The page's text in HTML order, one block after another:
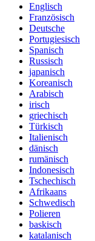
Englisch
Französisch
Deutsche
Portugiesisch
Spanisch
Russisch
japanisch
Koreanisch
Arabisch
irisch
griechisch
Türkisch
Italienisch
dänisch
rumänisch
Indonesisch
Tschechisch
Afrikaans
Schwedisch
Polieren
baskisch
katalanisch